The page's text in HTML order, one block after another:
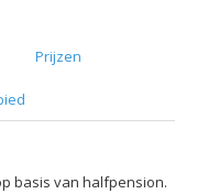
Prijzen
basis van halfpension.